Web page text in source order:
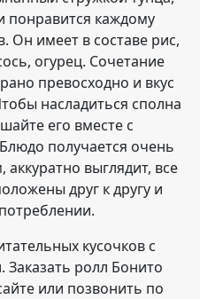
понравится каждому
Он имеет в составе рис,
огурец. Сочетание
превосходно и вкус
насладиться сполна
его вместе с
получается очень
выглядит, все
друг к другу и
кусочков с
ролл Бонито
или позвонить по